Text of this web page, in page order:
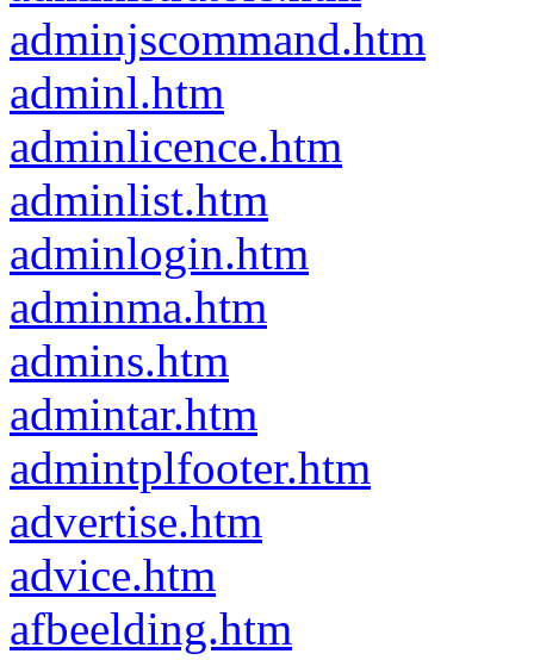
adminjscommand.htm
adminl.htm
adminlicence.htm
adminlist.htm
adminlogin.htm
adminma.htm
admins.htm
admintar.htm
admintplfooter.htm
advertise.htm
advice.htm
afbeelding.htm